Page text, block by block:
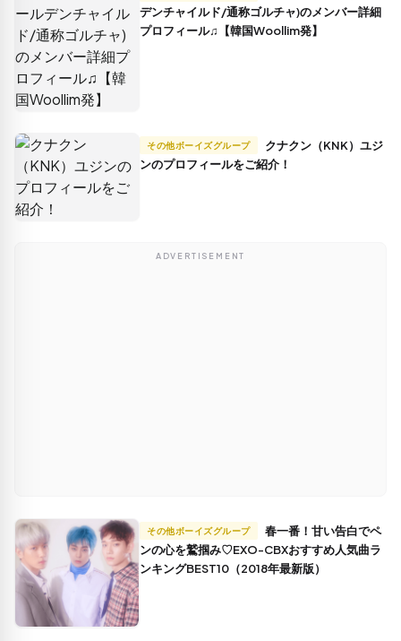
デンチャイルド/通称ゴルチャ)のメンバー詳細
プロフィール♫【韓国Woollim発】
その他ボーイズグループ
ンのプロフィールをご紹介！
ADVERTISEMENT
その他ボーイズグループ
ンの心を鷲掴み♡EXO-CBXおすすめ人気曲ラ
ンキングBEST10（2018年最新版）